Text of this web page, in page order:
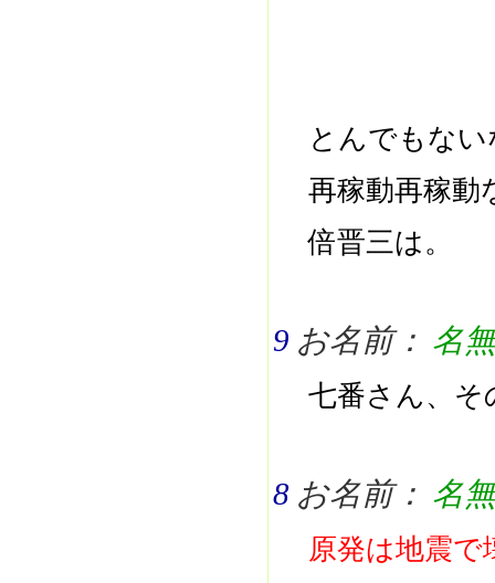
とんでもな
再稼動再稼動
倍晋三は。
9 お名前： 名
七番さん、そ
8 お名前： 名
原発は地震で